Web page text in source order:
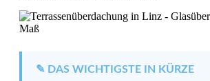
✎ DAS WICHTIGSTE IN KÜRZE